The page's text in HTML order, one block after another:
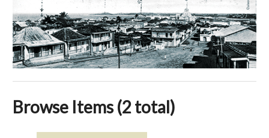
Browse Items (2 total)